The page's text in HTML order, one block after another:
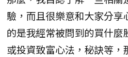
驗，而且很樂意和大家分享
的是我經常被問到的買什麼
或投資致富心法，秘訣等，